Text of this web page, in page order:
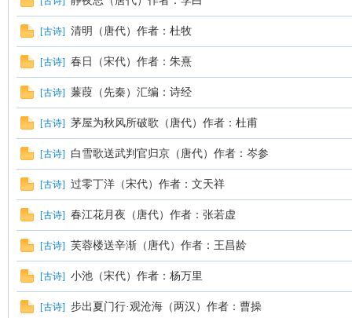
[古诗] 清明（唐代）作者：杜牧
[古诗] 春日（宋代）作者：朱熹
[古诗] 蒹葭（先秦）汇编：诗经
[古诗] 茅屋为秋风所破歌（唐代）作者：杜甫
[古诗] 白雪歌送武判官归京（唐代）作者：岑参
[古诗] 过零丁洋（宋代）作者：文天祥
[古诗] 春江花月夜（唐代）作者：张若虚
[古诗] 芙蓉楼送辛渐（唐代）作者：王昌龄
[古诗] 小池（宋代）作者：杨万里
[古诗] 步出夏门行·观沧海（两汉）作者：曹操